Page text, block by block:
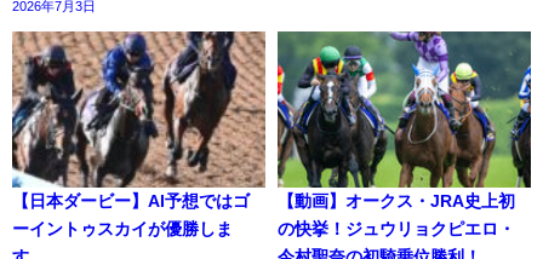
2026年7月3日
【日本ダービー】AI予想ではゴ
ーイントゥスカイが優勝しま
【動画】オークス・JRA史上初
の快挙！ジュウリョクピエロ・